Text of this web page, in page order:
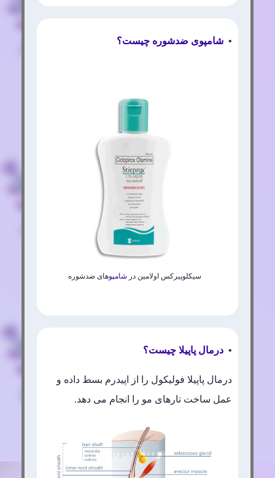
• شامپوی ضدشوره چیست؟
سیکلوپیرکس اولامین در شامپوهای ضدشوره
• درمال پاپیلا چیست؟
درمال پاپیلا فولیکول را از اپیدرم بسط داده و
عمل ساخت تارهای مو را انجام می دهد.